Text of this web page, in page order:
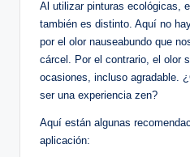
Al utilizar pinturas ecológicas,
también es distinto. Aquí no
por el olor nauseabundo que
cárcel. Por el contrario, el olor
ocasiones, incluso agradable.
ser una experiencia zen?
Aquí están algunas
aplicación: